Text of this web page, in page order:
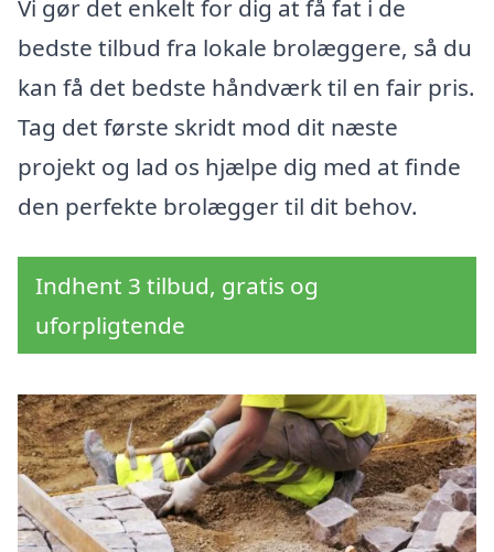
Vi gør det enkelt for dig at få fat i de
bedste tilbud fra lokale brolæggere, så du
kan få det bedste håndværk til en fair pris.
Tag det første skridt mod dit næste
projekt og lad os hjælpe dig med at finde
den perfekte brolægger til dit behov.
Indhent 3 tilbud, gratis og
uforpligtende